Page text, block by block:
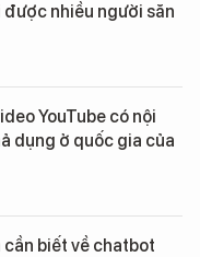
nhiều người săn
YouTube có nội
dụng ở quốc gia của
cần biết về chatbot